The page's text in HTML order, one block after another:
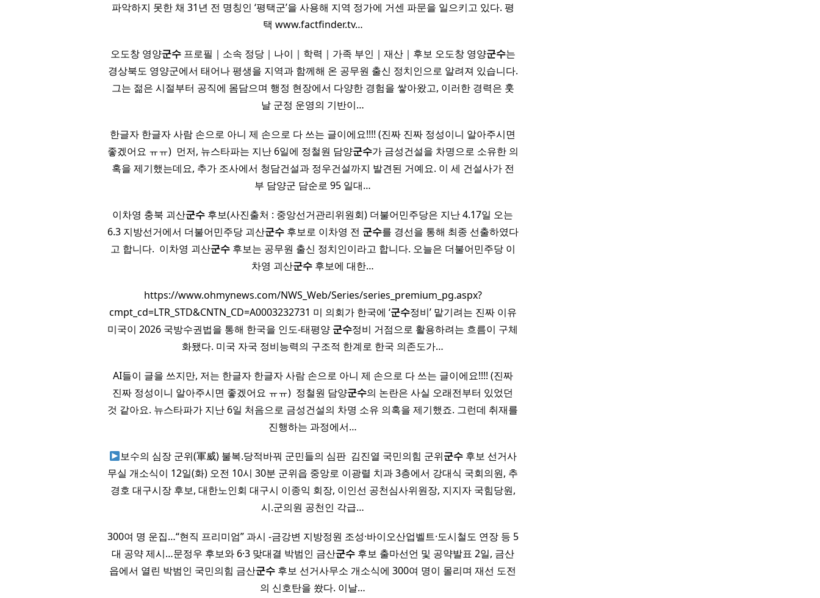
파악하지 못한 채 31년 전 명칭인 ‘평택군’을 사용해 지역 정가에 거센 파문을 일으키고 있다. 평
택 www.factfinder.tv…
오도창 영양군수프로필｜소속 정당｜나이｜학력｜가족 부인｜재산｜후보 오도창 영양군수는
경상북도 영양군에서 태어나 평생을 지역과 함께해 온 공무원 출신 정치인으로 알려져 있습니다.
그는 젊은 시절부터 공직에 몸담으며 행정 현장에서 다양한 경험을 쌓아왔고, 이러한 경력은 훗
날 군정 운영의 기반이…
한글자 한글자 사람 손으로 아니 제 손으로 다 쓰는 글이에요!!!! (진짜 진짜 정성이니 알아주시면
좋겠어요 ㅠㅠ) ​ 먼저, 뉴스타파는 지난 6일에 정철원 담양군수가 금성건설을 차명으로 소유한 의
혹을 제기했는데요, 추가 조사에서 청담건설과 정우건설까지 발견된 거예요. 이 세 건설사가 전
부 담양군 담순로 95 일대…
이차영 충북 괴산군수 후보(사진출처 : 중앙선거관리위원회) 더불어민주당은 지난 4.17일 오는
6.3 지방선거에서 더불어민주당 괴산군수후보로 이차영 전 군수를 경선을 통해 최종 선출하였다
고 합니다. ​ 이차영 괴산군수후보는 공무원 출신 정치인이라고 합니다. 오늘은 더불어민주당 이
차영 괴산군수 후보에 대한…
https://www.ohmynews.com/NWS_Web/Series/series_premium_pg.aspx?
cmpt_cd=LTR_STD&CNTN_CD=A0003232731 미 의회가 한국에 ‘군수정비’ 맡기려는 진짜 이유
미국이 2026 국방수권법을 통해 한국을 인도-태평양 군수정비 거점으로 활용하려는 흐름이 구체
화됐다. 미국 자국 정비능력의 구조적 한계로 한국 의존도가…
AI들이 글을 쓰지만, 저는 한글자 한글자 사람 손으로 아니 제 손으로 다 쓰는 글이에요!!!! (진짜
진짜 정성이니 알아주시면 좋겠어요 ㅠㅠ) ​ 정철원 담양군수의 논란은 사실 오래전부터 있었던
것 같아요. 뉴스타파가 지난 6일 처음으로 금성건설의 차명 소유 의혹을 제기했죠. 그런데 취재를
진행하는 과정에서…
보수의 심장 군위(軍威) 불복.당적바꿔 군민들의 심판 ​ 김진열 국민의힘 군위군수후보 선거사
무실 개소식이 12일(화) 오전 10시 30분 군위읍 중앙로 이광렬 치과 3층에서 강대식 국회의원, 추
경호 대구시장 후보, 대한노인회 대구시 이종익 회장, 이인선 공천심사위원장, 지지자 국힘당원,
시.군의원 공천인 각급…
300여 명 운집…“현직 프리미엄” 과시 -금강변 지방정원 조성·바이오산업벨트·도시철도 연장 등 5
대 공약 제시…문정우 후보와 6·3 맞대결 박범인 금산군수후보 출마선언 및 공약발표 2일, 금산
읍에서 열린 박범인 국민의힘 금산군수 후보 선거사무소 개소식에 300여 명이 몰리며 재선 도전
의 신호탄을 쐈다. 이날…